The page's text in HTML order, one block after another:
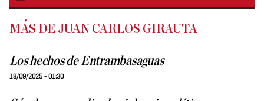
MÁS DE JUAN CARLOS GIRAUTA
Los hechos de Entrambasaguas
18/09/2025 - 01:30